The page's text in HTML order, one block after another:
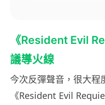
《Resident Evil
議導火線
今次反彈聲音，很大
《Resident Evil